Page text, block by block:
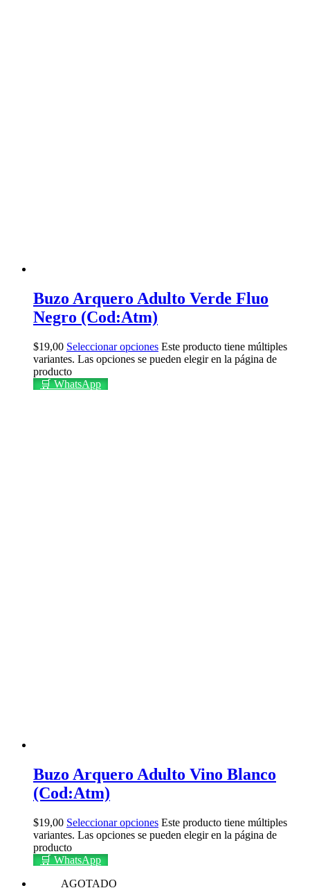
Buzo Arquero Adulto Verde Fluo
Negro (Cod:Atm)
$19,00 Seleccionar opciones Este producto tiene múltiples
variantes. Las opciones se pueden elegir en la página de
producto
🛒 WhatsApp
Buzo Arquero Adulto Vino Blanco
(Cod:Atm)
$19,00 Seleccionar opciones Este producto tiene múltiples
variantes. Las opciones se pueden elegir en la página de
producto
🛒 WhatsApp
AGOTADO